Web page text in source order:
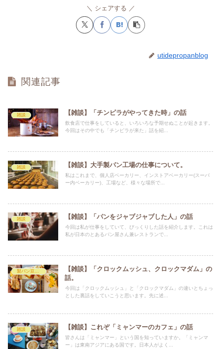
シェアする
utidepropanblog
関連記事
雑談 【雑談】「チンピラがやってきた時」の話
飲食店で仕事をしていると、いろいろな予期せぬことが起きます。
今回はその中でも「チンピラが来た」話を紹...
雑談 【雑談】大手製パン工場の仕事について。
私はこれまで、個人店ベーカリー、インストアベーカリー(スーパ
ー内ベーカリー)、工場など、様々な場所で...
雑談 【雑談】「パンをジャブジャブした人」の話
今回は私が仕事をしていて、びっくりした話を紹介します。これは
私が日本のとあるパン屋さん兼レストランで...
製パン豆知識
【雑談】「クロックムッシュ、クロックマダム」の
話。
今回は「クロックムッシュ」と「クロックマダム」の違いとちょっ
とした裏話をしていこうと思います。先に述...
雑談 【雑談】これぞ「ミャンマーのカフェ」の話
皆さんは「ミャンマー」という国を知っていますか。「ミャンマ
ー」は東南アジアにある国です。日本人がよく...